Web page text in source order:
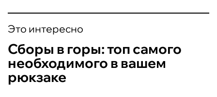
Это интересно
Сборы в горы: топ самого
необходимого в вашем
рюкзаке